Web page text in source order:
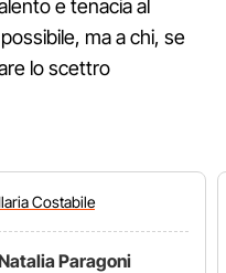
e tenacia al
ma a chi, se
lo scettro
Costabile
Paragoni